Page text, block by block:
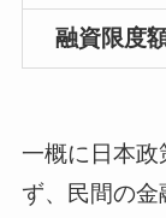
融資限度
一概に日本政
ず、民間の金